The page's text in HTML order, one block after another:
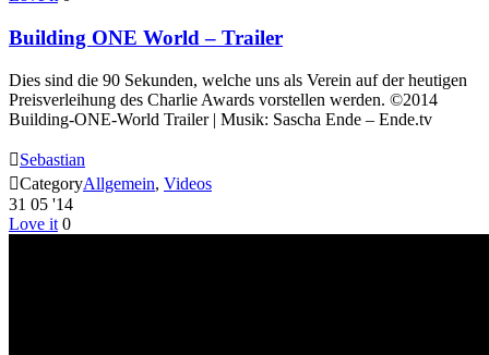
Building ONE World – Trailer
Dies sind die 90 Sekunden, welche uns als Verein auf der heutigen
Preisverleihung des Charlie Awards vorstellen werden. ©2014
Building-ONE-World Trailer | Musik: Sascha Ende – Ende.tv
Sebastian
CategoryAllgemein, Videos
31 05 '14
Love it 0